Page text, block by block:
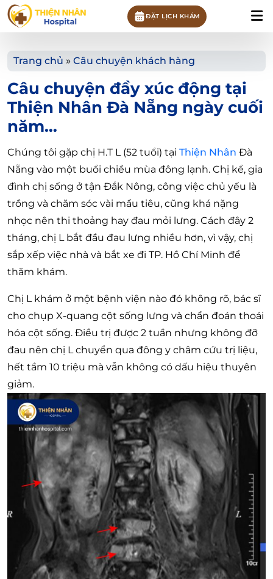
ĐẶT LỊCH KHÁM
Trang chủ » Câu chuyện khách hàng
Câu chuyện đầy xúc động tại
Thiện Nhân Đà Nẵng ngày cuối
năm…
Chúng tôi gặp chị H.T L (52 tuổi) tại Thiện Nhân Đà
Nẵng vào một buổi chiều mùa đông lạnh. Chị kể, gia
đình chị sống ở tận Đắk Nông, công việc chủ yếu là
trồng và chăm sóc vài mẩu tiêu, cũng khá nặng
nhọc nên thi thoảng hay đau mỏi lưng. Cách đây 2
tháng, chị L bắt đầu đau lưng nhiều hơn, vì vậy, chị
sắp xếp việc nhà và bắt xe đi TP. Hồ Chí Minh để
thăm khám.
Chị L khám ở một bệnh viện nào đó không rõ, bác sĩ
cho chụp X-quang cột sống lưng và chẩn đoán thoái
hóa cột sống. Điều trị được 2 tuần nhưng không đỡ
đau nên chị L chuyển qua đông y châm cứu trị liệu,
hết tầm 10 triệu mà vẫn không có dấu hiệu thuyên
giảm.